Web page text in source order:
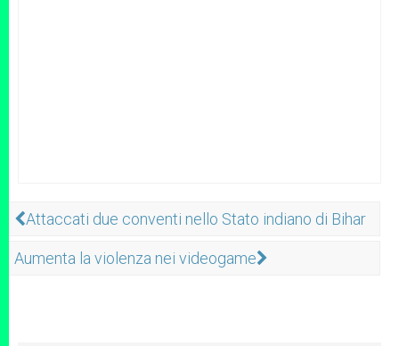
Attaccati due conventi nello Stato indiano di Bihar
Aumenta la violenza nei videogame